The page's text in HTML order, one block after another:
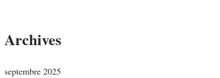
Archives
septembre 2025